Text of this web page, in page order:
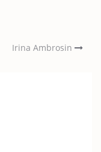
Irina Ambrosin